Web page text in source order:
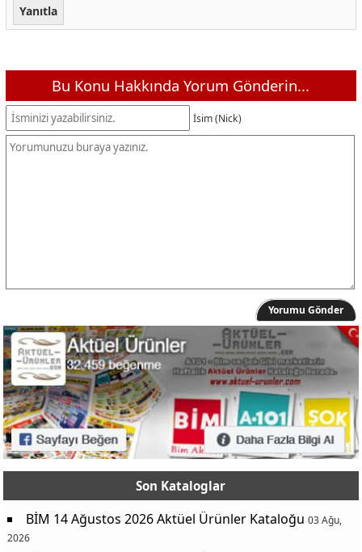
Yanıtla
Bu Konu Hakkında Yorum Gönderin...
İsim (Nick)
Yorumu Gönder
Son Kataloglar
BİM 14 Ağustos 2026 Aktüel Ürünler Kataloğu 03 Ağu,
2026